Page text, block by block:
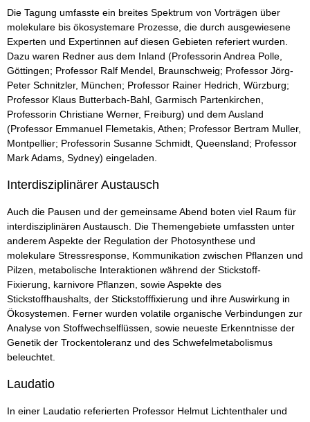
Die Tagung umfasste ein breites Spektrum von Vorträgen über
molekulare bis ökosystemare Prozesse, die durch ausgewiesene
Experten und Expertinnen auf diesen Gebieten referiert wurden.
Dazu waren Redner aus dem Inland (Professorin Andrea Polle,
Göttingen; Professor Ralf Mendel, Braunschweig; Professor Jörg-
Peter Schnitzler, München; Professor Rainer Hedrich, Würzburg;
Professor Klaus Butterbach-Bahl, Garmisch Partenkirchen,
Professorin Christiane Werner, Freiburg) und dem Ausland
(Professor Emmanuel Flemetakis, Athen; Professor Bertram Muller,
Montpellier; Professorin Susanne Schmidt, Queensland; Professor
Mark Adams, Sydney) eingeladen.
Interdisziplinärer Austausch
Auch die Pausen und der gemeinsame Abend boten viel Raum für
interdisziplinären Austausch. Die Themengebiete umfassten unter
anderem Aspekte der Regulation der Photosynthese und
molekulare Stressresponse, Kommunikation zwischen Pflanzen und
Pilzen, metabolische Interaktionen während der Stickstoff-
Fixierung, karnivore Pflanzen, sowie Aspekte des
Stickstoffhaushalts, der Stickstofffixierung und ihre Auswirkung in
Ökosystemen. Ferner wurden volatile organische Verbindungen zur
Analyse von Stoffwechselflüssen, sowie neueste Erkenntnisse der
Genetik der Trockentoleranz und des Schwefelmetabolismus
beleuchtet.
Laudatio
In einer Laudatio referierten Professor Helmut Lichtenthaler und